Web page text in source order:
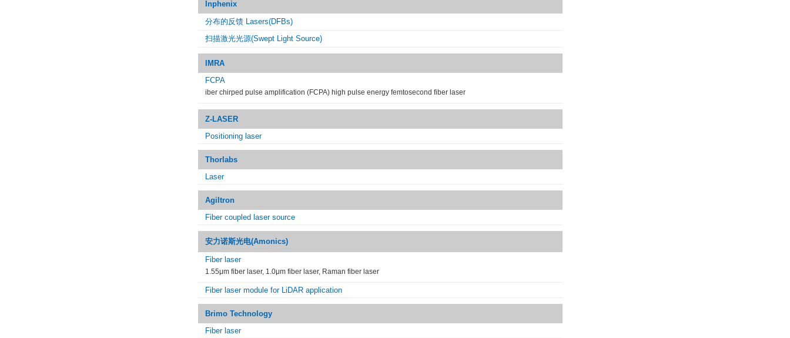
Inphenix
分布的反馈 Lasers(DFBs)
扫描激光光源(Swept Light Source)
IMRA
FCPA
iber chirped pulse amplification (FCPA) high pulse energy femtosecond fiber laser
Z-LASER
Positioning laser
Thorlabs
Laser
Agiltron
Fiber coupled laser source
安力诺斯光电(Amonics)
Fiber laser
1.55μm fiber laser, 1.0μm fiber laser, Raman fiber laser
Fiber laser module for LiDAR application
Brimo Technology
Fiber laser